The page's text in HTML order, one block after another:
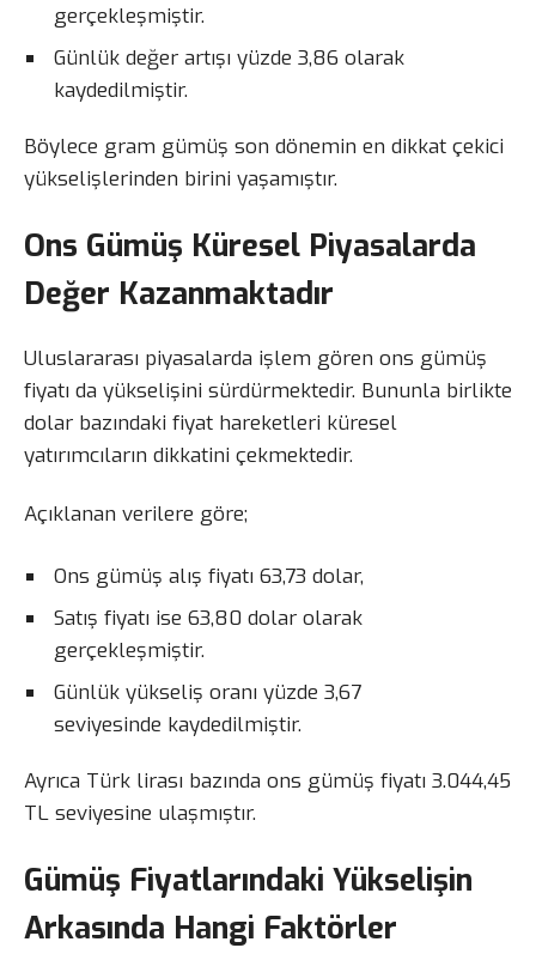
gerçekleşmiştir.
Günlük değer artışı yüzde 3,86 olarak
kaydedilmiştir.
Böylece gram gümüş son dönemin en dikkat çekici
yükselişlerinden birini yaşamıştır.
Ons Gümüş Küresel Piyasalarda
Değer Kazanmaktadır
Uluslararası piyasalarda işlem gören ons gümüş
fiyatı da yükselişini sürdürmektedir. Bununla birlikte
dolar bazındaki fiyat hareketleri küresel
yatırımcıların dikkatini çekmektedir.
Açıklanan verilere göre;
Ons gümüş alış fiyatı 63,73 dolar,
Satış fiyatı ise 63,80 dolar olarak
gerçekleşmiştir.
Günlük yükseliş oranı yüzde 3,67
seviyesinde kaydedilmiştir.
Ayrıca Türk lirası bazında ons gümüş fiyatı 3.044,45
TL seviyesine ulaşmıştır.
Gümüş Fiyatlarındaki Yükselişin
Arkasında Hangi Faktörler